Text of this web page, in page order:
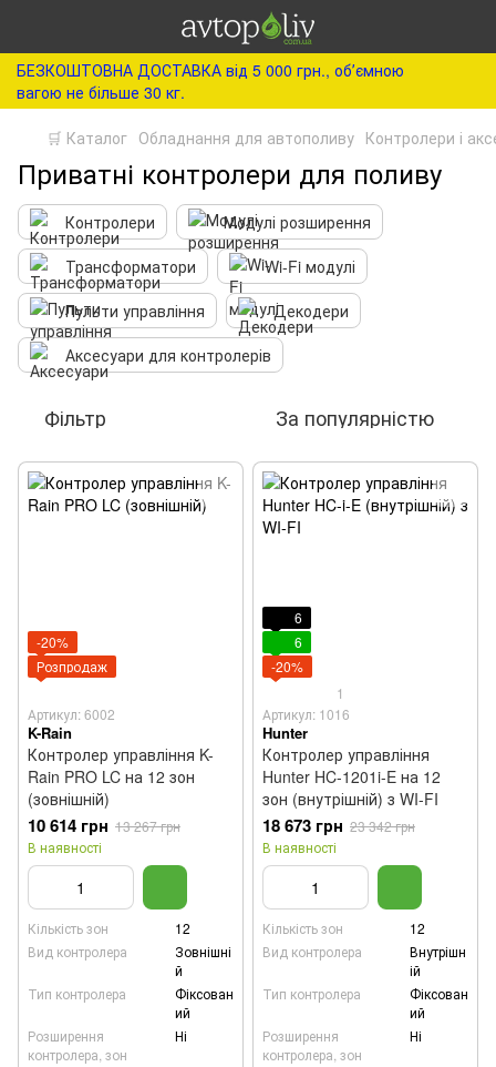
БЕЗКОШТОВНА ДОСТАВКА від 5 000 грн., обʼємною
вагою не більше 30 кг.
🛒 Каталог Обладнання для автополиву Контролери і
Приватні контролери для поливу
Контролери
Модулі розширення
Трансформатори
Wi-Fi модулі
Пульти управління
Декодери
Аксесуари для контролерів
Фільтр За популярністю
-20%
Розпродаж
Артикул: 6002
K-Rain
Контролер управління K-
Rain PRO LC на 12 зон
(зовнішній)
10 614 грн 13 267 грн
В наявності
Кількість зон
12
Вид контролера
Зовнішні
й
Тип контролера
Фіксован
ий
Розширення
контролера, зон
Ні
6
6
-20%
1
Артикул: 1016
Hunter
Контролер управління
Hunter HC-1201i-E на 12
зон (внутрішній) з WI-FI
18 673 грн 23 342 грн
В наявності
Кількість зон
12
Вид контролера
Внутрішн
ій
Тип контролера
Фіксован
ий
Розширення
контролера, зон
Ні